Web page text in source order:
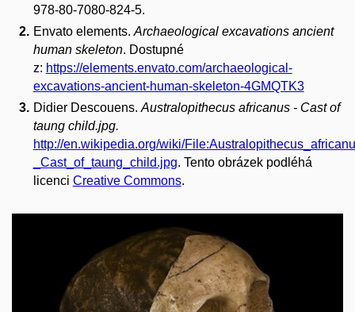
978-80-7080-824-5.
Envato elements. Archaeological excavations ancient
human skeleton. Dostupné
z: https://elements.envato.com/archaeological-
excavations-ancient-human-skeleton-4GMQTK3
Didier Descouens. Australopithecus africanus - Cast of
taung child.jpg.
http://en.wikipedia.org/wiki/
_Cast_of_taung_child.jpg. Tento obrázek podléhá
licenci Creative Commons.